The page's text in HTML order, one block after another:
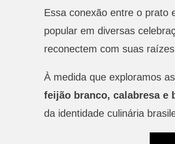
Essa conexão entre o prato
popular em diversas
reconectem com suas
À medida que exploramos
feijão branco, calabresa e
da identidade culinária